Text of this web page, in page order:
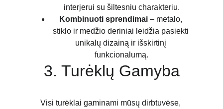
interjerui su šiltesniu charakteriu.
Kombinuoti sprendimai – metalo,
stiklo ir medžio deriniai leidžia pasiekti
unikalų dizainą ir išskirtinį
funkcionalumą.
3. Turėklų Gamyba
Visi turėklai gaminami mūsų dirbtuvėse,